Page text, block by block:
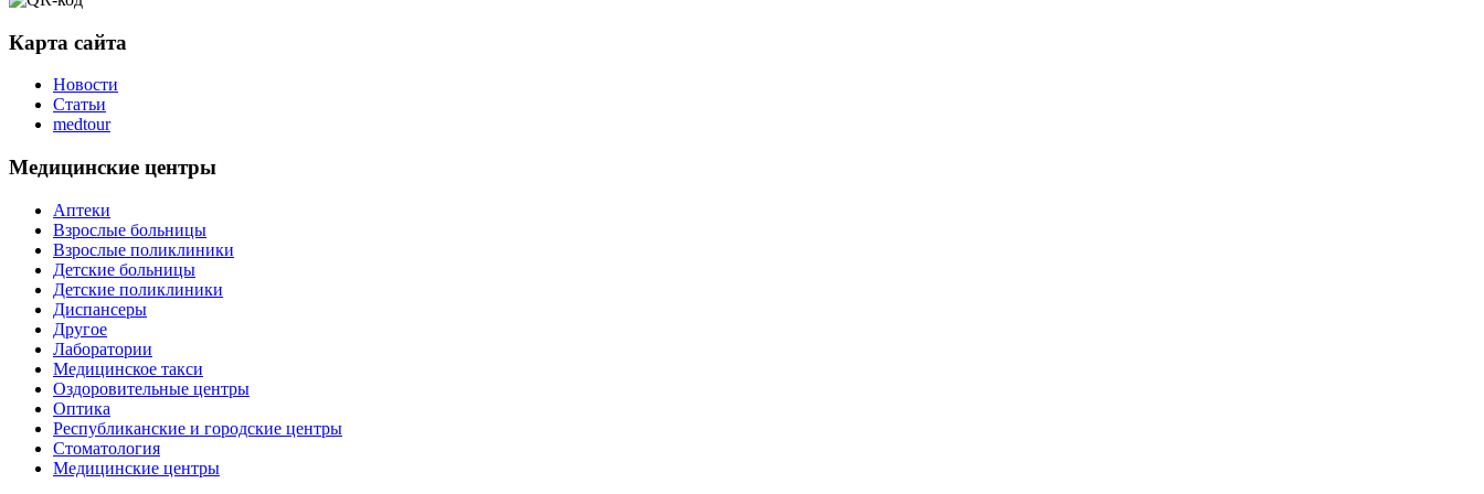
Карта сайта
Новости
Статьи
medtour
Медицинские центры
Аптеки
Взрослые больницы
Взрослые поликлиники
Детские больницы
Детские поликлиники
Диспансеры
Другое
Лаборатории
Медицинское такси
Оздоровительные центры
Оптика
Республиканские и городские центры
Стоматология
Медицинские центры